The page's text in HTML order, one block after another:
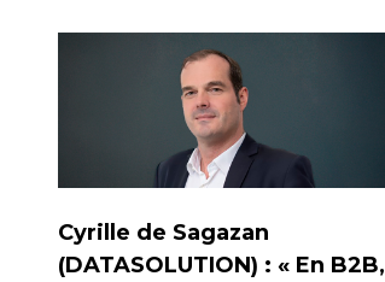
Cyrille de Sagazan
(DATASOLUTION) : « En B2B,